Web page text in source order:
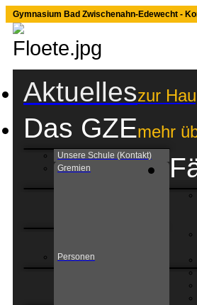
Gymnasium Bad Zwischenahn-Edewecht -
Aktuelleszur
Das GZEmehr
Unsere Schule (Kontakt)
Gremien
Personen